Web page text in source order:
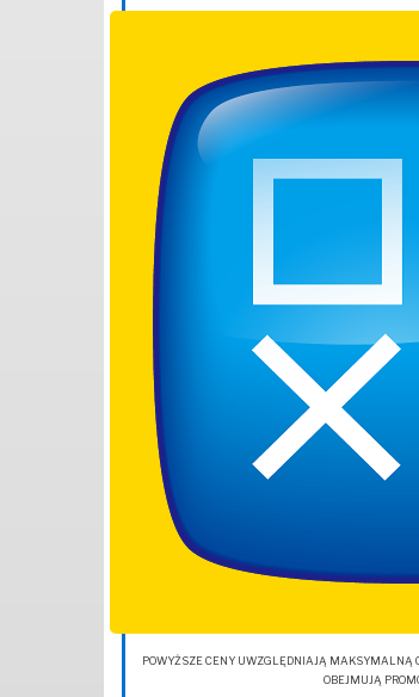
POWYŻSZE CENY UWZGLĘDNIAJĄ MAKSYMALNĄ
OBEJMUJĄ